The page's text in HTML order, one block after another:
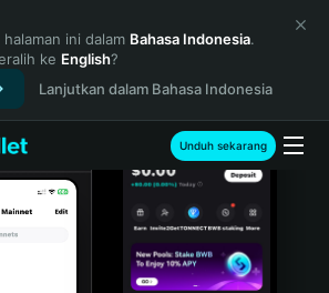
ini dalam Bahasa Indonesia.
ke English?
Lanjutkan dalam Bahasa Indonesia
Unduh sekarang